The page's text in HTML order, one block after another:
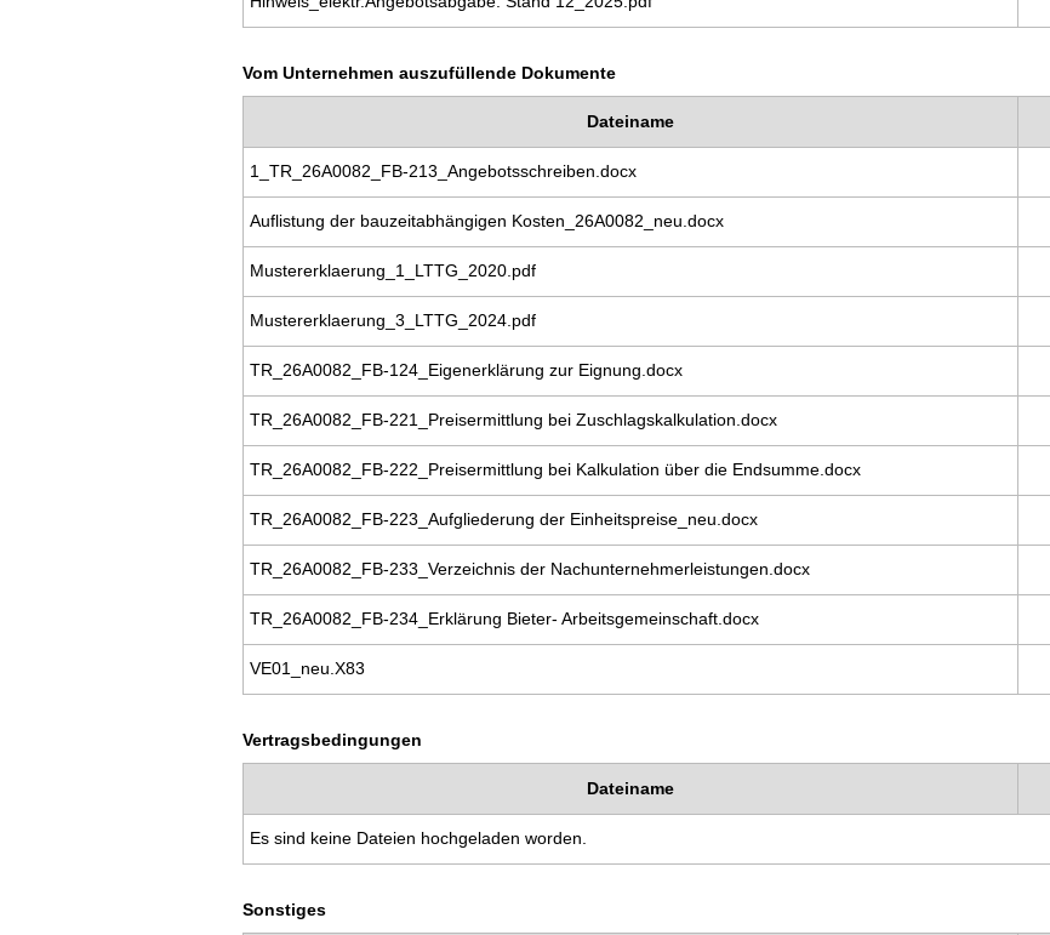
Vom Unternehmen auszufüllende Dokumente
Dateiname
1_TR_26A0082_FB-213_Angebotsschreiben.docx
Auflistung der bauzeitabhängigen Kosten_26A0082_neu.docx
Mustererklaerung_1_LTTG_2020.pdf
Mustererklaerung_3_LTTG_2024.pdf
TR_26A0082_FB-124_Eigenerklärung zur Eignung.docx
TR_26A0082_FB-221_Preisermittlung bei Zuschlagskalkulation.docx
TR_26A0082_FB-222_Preisermittlung bei Kalkulation über die Endsumme.docx
TR_26A0082_FB-223_Aufgliederung der Einheitspreise_neu.docx
TR_26A0082_FB-233_Verzeichnis der Nachunternehmerleistungen.docx
TR_26A0082_FB-234_Erklärung Bieter- Arbeitsgemeinschaft.docx
VE01_neu.X83
Vertragsbedingungen
Dateiname
Es sind keine Dateien hochgeladen worden.
Sonstiges